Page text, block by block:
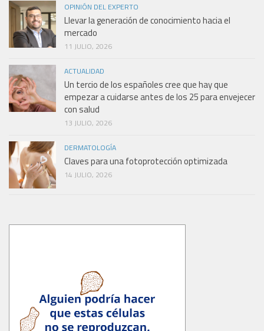
OPINIÓN DEL EXPERTO
Llevar la generación de conocimiento hacia el
mercado
11 JULIO, 2026
ACTUALIDAD
Un tercio de los españoles cree que hay que
empezar a cuidarse antes de los 25 para envejecer
con salud
13 JULIO, 2026
DERMATOLOGÍA
Claves para una fotoprotección optimizada
14 JULIO, 2026